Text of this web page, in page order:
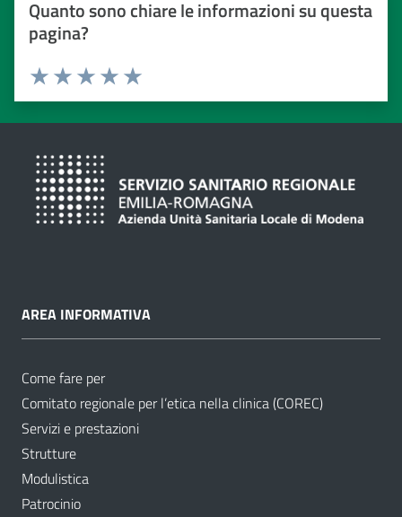
Quanto sono chiare le informazioni su questa
pagina?
Valuta da 1 a 5 stelle
Valuta 5 stelle su 5
Valuta 4 stelle su 5
Valuta 3 stelle su 5
Valuta 2 stelle su 5
Valuta 1 stelle su 5
AREA INFORMATIVA
Come fare per
Comitato regionale per l’etica nella clinica (COREC)
Servizi e prestazioni
Strutture
Modulistica
Patrocinio